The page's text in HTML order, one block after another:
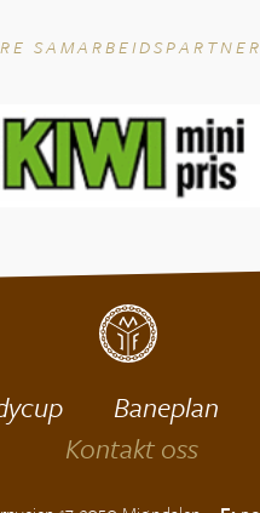
Baneplan
Kontakt oss